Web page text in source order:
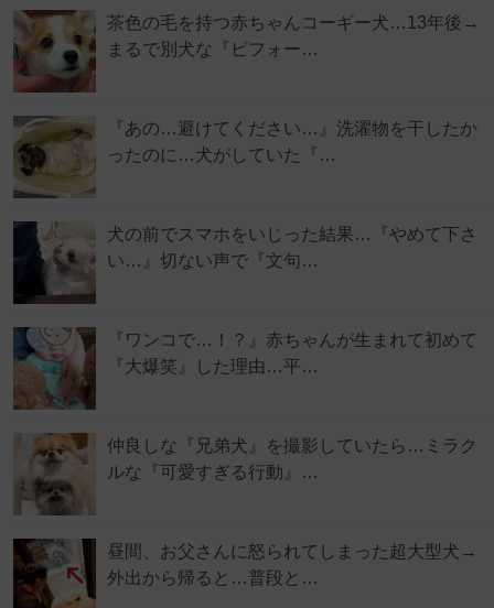
茶色の毛を持つ赤ちゃんコーギー犬…13年後→
まるで別犬な『ビフォー…
『あの…避けてください…』洗濯物を干したか
ったのに…犬がしていた『…
犬の前でスマホをいじった結果…『やめて下さ
い…』切ない声で『文句…
『ワンコで…！？』赤ちゃんが生まれて初めて
『大爆笑』した理由…平…
仲良しな『兄弟犬』を撮影していたら…ミラク
ルな『可愛すぎる行動』…
昼間、お父さんに怒られてしまった超大型犬→
外出から帰ると…普段と…